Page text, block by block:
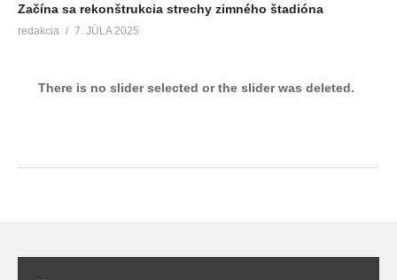
Začína sa rekonštrukcia strechy zimného štadióna
redakcia 7. JÚLA 2025
There is no slider selected or the slider was deleted.